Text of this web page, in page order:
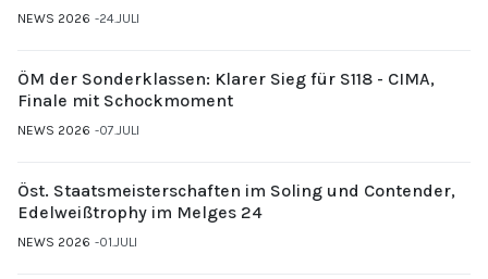
NEWS 2026 24.JULI
ÖM der Sonderklassen: Klarer Sieg für S118 - CIMA,
Finale mit Schockmoment
NEWS 2026 07.JULI
Öst. Staatsmeisterschaften im Soling und Contender,
Edelweißtrophy im Melges 24
NEWS 2026 01.JULI